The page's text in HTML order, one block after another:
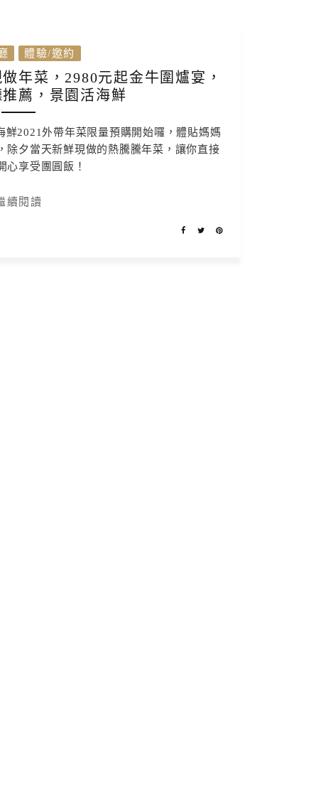
體驗/邀約
年菜，2980元起金牛圍爐宴，
薦，景園活海鮮
鮮2021外帶年菜限量預購開始囉，體貼媽媽
除夕當天新鮮現做的熱騰騰年菜，讓你直接
心享受團圓飯！
續閱讀